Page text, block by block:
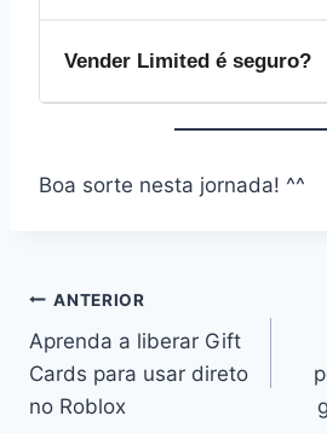
efeito diferente.
dias. Digite assim que o
publicar.
Vender Limited é seguro?
taxa automática e registra
Boa sorte nesta jornada! ^^
ANTERIOR
Aprenda a liberar Gift
Cards para usar direto
no Roblox